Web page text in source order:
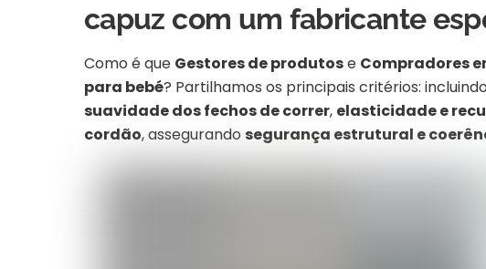
capuz com um fabricante
Como é que Gestores de produtose Compradores
para bebé? Partilhamos os principais critérios:
suavidade dos fechos de correr, elasticidade e
cordão, assegurandosegurança estrutural e